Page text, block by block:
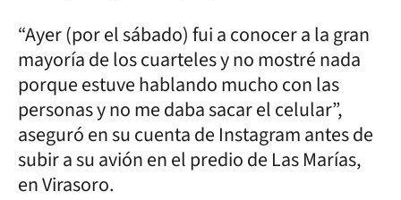
“Ayer (por el sábado) fui a conocer a la gran
mayoría de los cuarteles y no mostré nada
porque estuve hablando mucho con las
personas y no me daba sacar el celular”,
aseguró en su cuenta de Instagram antes de
subir a su avión en el predio de Las Marías,
en Virasoro.